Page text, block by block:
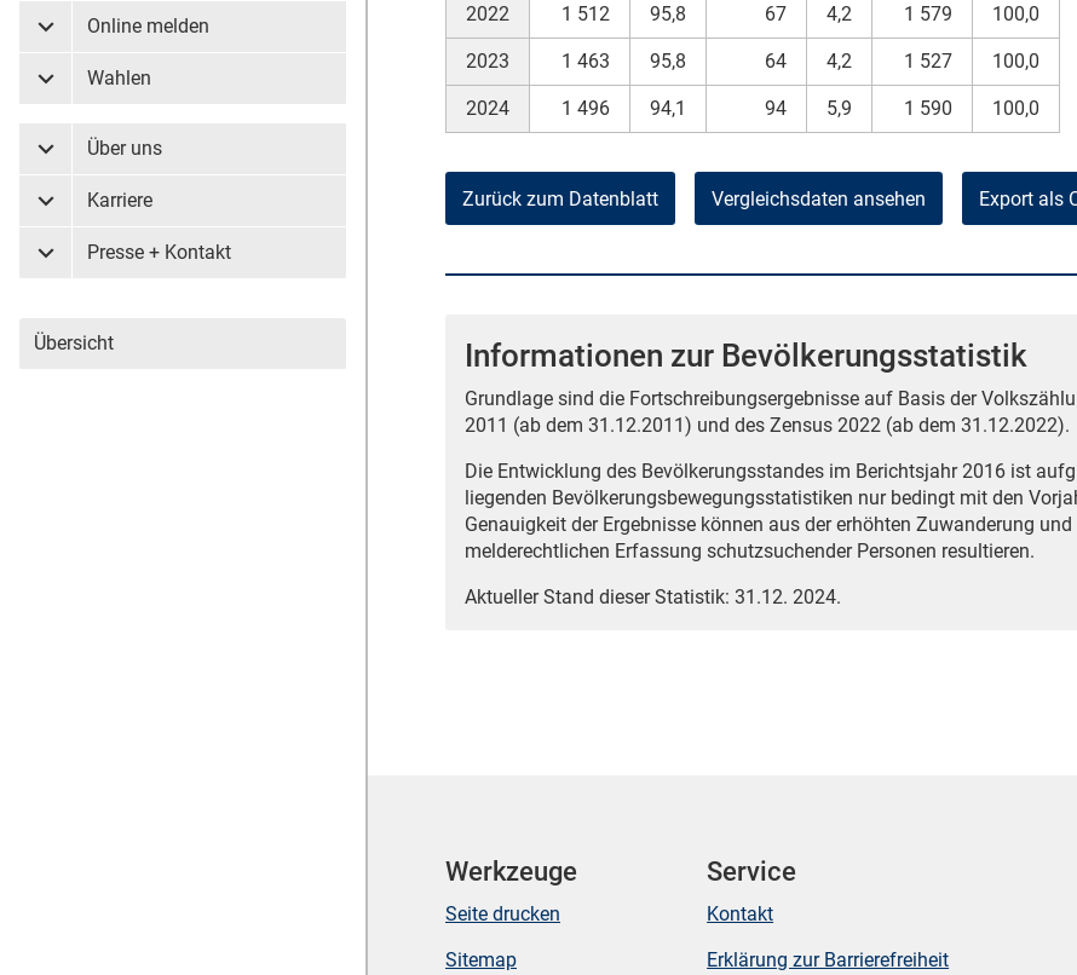
Untermenü Online melden
Online melden
Untermenü Wahlen
Wahlen
Untermenü Über uns
Über uns
Untermenü Karriere
Karriere
Untermenü Presse + Kontakt
Presse + Kontakt
Übersicht
2022 1 512 95,8 67 4,2 1 579 100,0
2023 1 463 95,8 64 4,2 1 527 100,0
2024 1 496 94,1 94 5,9 1 590 100,0
Zurück zum Datenblatt Vergleichsdaten ansehen Export als
Informationen zur Bevölkerungsstatistik
Grundlage sind die Fortschreibungsergebnisse auf Basis der
2011 (ab dem 31.12.2011) und des Zensus 2022 (ab dem 31.12.2022).
Die Entwicklung des Bevölkerungsstandes im Berichtsjahr 2016 ist
liegenden Bevölkerungsbewegungsstatistiken nur bedingt mit den
Genauigkeit der Ergebnisse können aus der erhöhten Zuwanderung
melderechtlichen Erfassung schutzsuchender Personen resultieren.
Aktueller Stand dieser Statistik: 31.12. 2024.
Werkzeuge
Seite drucken
Sitemap
Service
Kontakt
Erklärung zur Barrierefreiheit